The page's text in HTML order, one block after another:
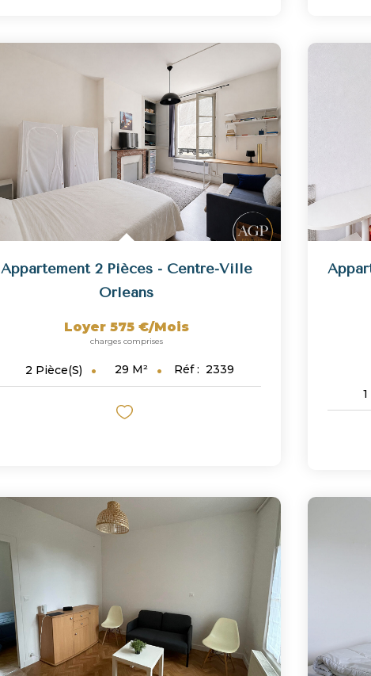
Appartement 2 Pièces - Centre-Ville
Orleans
Loyer 575 €/mois
charges comprises
2 Pièce(s) 29 M² Réf : 2339
1